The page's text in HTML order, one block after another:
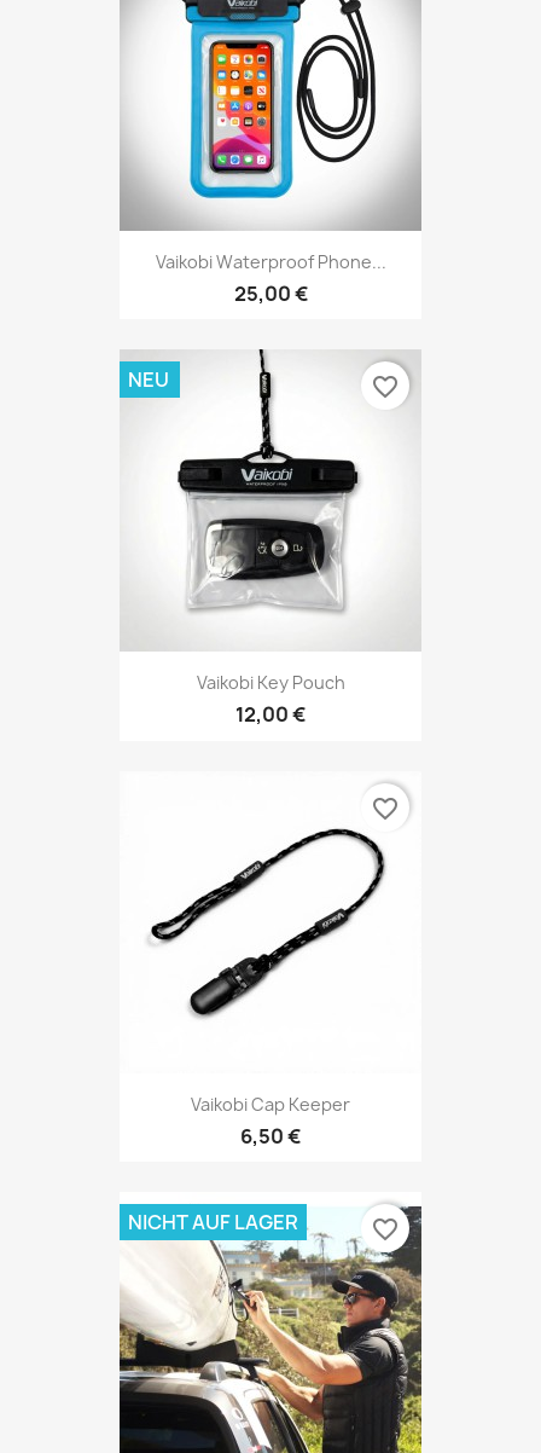
Vaikobi Waterproof Phone...
25,00 €
Vaikobi Key Pouch
12,00 €
NEU favorite_border
Vaikobi Cap Keeper
6,50 €
favorite_border
NICHT AUF LAGER favorite_border